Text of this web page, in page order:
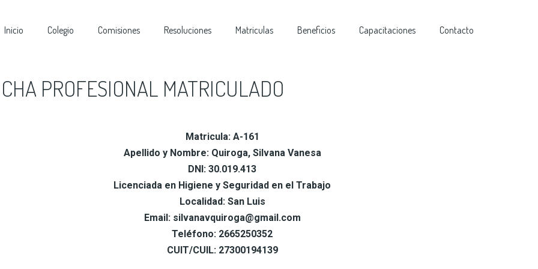
Inicio Colegio Comisiones Resoluciones Matriculas Beneficios Capacitaciones Contacto
PROFESIONAL MATRICULADO
Matricula: A-161
Apellido y Nombre: Quiroga, Silvana Vanesa
DNI: 30.019.413
Licenciada en Higiene y Seguridad en el Trabajo
Localidad: San Luis
Email: silvanavquiroga@gmail.com
Teléfono: 2665250352
CUIT/CUIL: 27300194139